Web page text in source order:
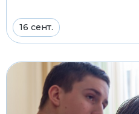
16 сент.